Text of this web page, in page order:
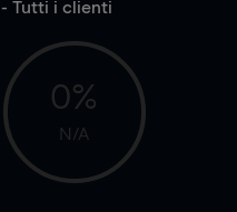
- Tutti i clienti
0%
N/A